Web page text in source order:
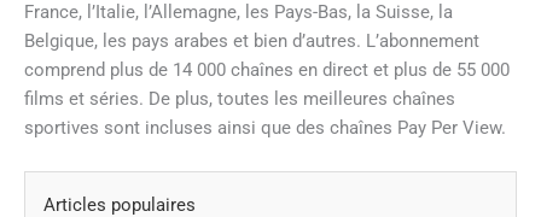
France, l’Italie, l’Allemagne, les Pays-Bas, la Suisse, la
Belgique, les pays arabes et bien d’autres. L’abonnement
comprend plus de 14 000 chaînes en direct et plus de 55 000
films et séries. De plus, toutes les meilleures chaînes
sportives sont incluses ainsi que des chaînes Pay Per View.
Articles populaires